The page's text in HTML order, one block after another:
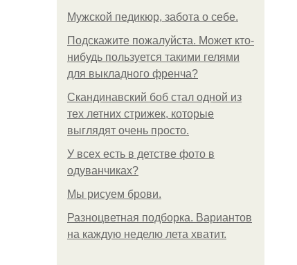
Мужской педикюр, забота о себе.
Подскажите пожалуйста. Может кто-
нибудь пользуется такими гелями
для выкладного френча?
Скандинавский боб стал одной из
тех летних стрижек, которые
выглядят очень просто.
У всех есть в детстве фото в
одуванчиках?
Мы рисуем брови.
Разноцветная подборка. Вариантов
на каждую неделю лета хватит.